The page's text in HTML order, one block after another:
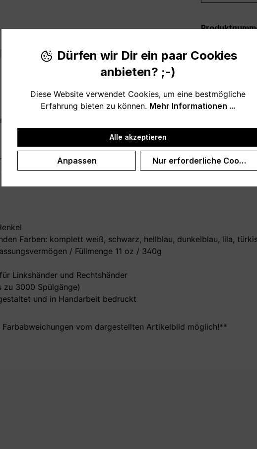
liebevolles und ausgefallenes Geschenk zum
oder kleinen Bruder. Was wäre denn das Leben ohne
erhältlich! Optional personalisiert mit Wunschnamen oder
Farben: komplett weiß, schwarz, hellblau, dunkelblau, lila,
/ Füllmenge 11 oz / 340g
Linkshänder und Rechtshänder
zu 3000 Spülgänge)
und in Handarbeit bedruckt
vom dargestellten Artikelbild möglich!**
Dürfen wir Dir ein paar Cookies
anbieten? ;-)
Diese Website verwendet Cookies, um eine bestmögliche
Erfahrung bieten zu können. Mehr Informationen ...
Alle akzeptieren
Anpassen Nur erforderliche Cookies